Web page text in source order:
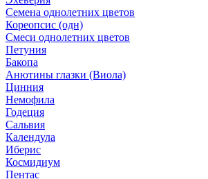
Семена однолетних цветов
Кореопсис (одн)
Смеси однолетних цветов
Петуния
Бакопа
Анютины глазки (Виола)
Цинния
Немофила
Годеция
Сальвия
Календула
Иберис
Космидиум
Пентас